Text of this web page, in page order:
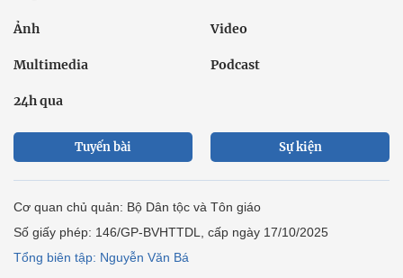
Ảnh Video
Multimedia Podcast
24h qua
Tuyến bài Sự kiện
Cơ quan chủ quản: Bộ Dân tộc và Tôn giáo
Số giấy phép: 146/GP-BVHTTDL, cấp ngày 17/10/2025
Tổng biên tập: Nguyễn Văn Bá